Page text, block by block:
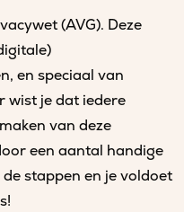
(AVG). Deze
en speciaal van
wist je dat iedere
van deze
een aantal handige
stappen en je voldoet